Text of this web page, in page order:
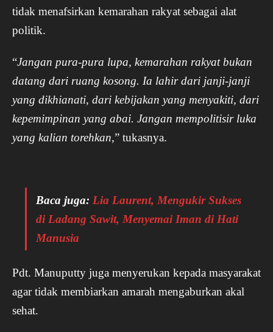
tidak menafsirkan kemarahan rakyat sebagai alat
politik.
“Jangan pura-pura lupa, kemarahan rakyat bukan
datang dari ruang kosong. Ia lahir dari janji-janji
yang dikhianati, dari kebijakan yang menyakiti, dari
kepemimpinan yang abai. Jangan mempolitisir luka
yang kalian torehkan,” tukasnya.
Baca juga: Lia Laurent, Mengukir Sukses
di Ladang Sawit, Menyemai Iman di Hati
Manusia
Pdt. Manuputty juga menyerukan kepada masyarakat
agar tidak membiarkan amarah mengaburkan akal
sehat.